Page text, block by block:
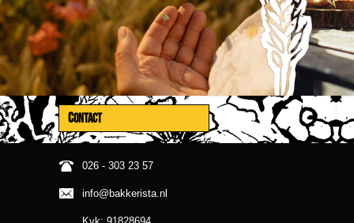
CONTACT
026 - 303 23 57
info@bakkerista.nl